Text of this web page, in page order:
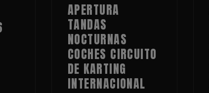
APERTURA
TANDAS
NOCTURNAS
COCHES CIRCUITO
DE KARTING
INTERNACIONAL